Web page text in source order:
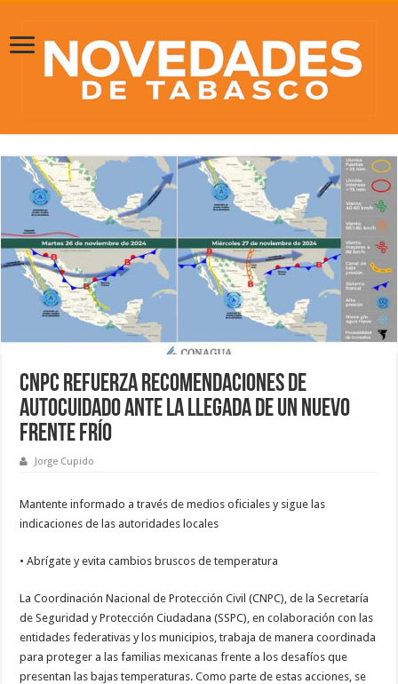
CNPC refuerza recomendaciones de
autocuidado ante la llegada de un nuevo
frente frío
Jorge Cupido
Mantente informado a través de medios oficiales y sigue las
indicaciones de las autoridades locales
• Abrígate y evita cambios bruscos de temperatura
La Coordinación Nacional de Protección Civil (CNPC), de la Secretaría
de Seguridad y Protección Ciudadana (SSPC), en colaboración con las
entidades federativas y los municipios, trabaja de manera coordinada
para proteger a las familias mexicanas frente a los desafíos que
presentan las bajas temperaturas. Como parte de estas acciones, se